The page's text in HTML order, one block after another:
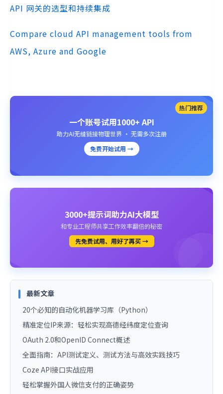
API 网关的选型和持续集成
Compare cloud API management tools from
AWS, Azure and Google
热门推荐
一个账号试用1000+ API
助力AI无缝链接物理世界 · 无需多次注册
免费开始试用 →
3000+提示词助力AI大模型
和专业工程师共享工作效率翻倍的秘密
先免费试用、用好了再买 →
最新文章
20个必知的自动化机器学习库（Python）
精准定位IP来源：轻松实现高德经纬度定位查询
OAuth 2.0和OpenID Connect概述
全面指南：API测试定义、测试方法与高效实践技巧
Coze API接口实战应用
轻松掌握外国人微信支付的正确姿势